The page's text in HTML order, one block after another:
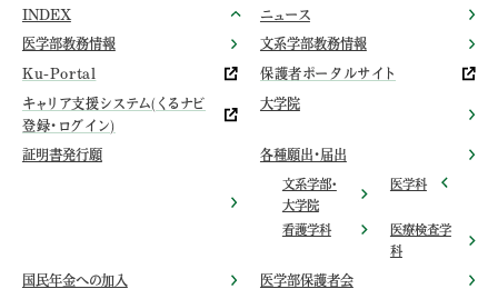
INDEX ニュース
医学部教務情報 文系学部教務情報
Ku-Portal 保護者ポータルサイト
キャリア支援システム(くるナビ
登録・ログイン)
大学院
証明書発行願 各種願出・届出
文系学部・
大学院
医学科
看護学科
医療検査学
科
国民年金への加入 医学部保護者会